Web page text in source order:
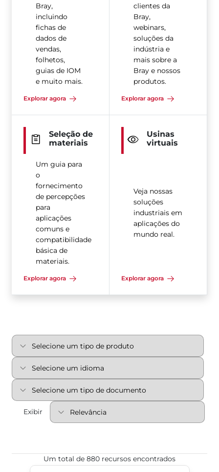
Bray,
incluindo
fichas de
dados de
vendas,
folhetos,
guias de IOM
e muito mais.
Explorar agora
clientes da
Bray,
webinars,
soluções da
indústria e
mais sobre a
Bray e nossos
produtos.
Explorar agora
Seleção de
materiais
Um guia para
o
fornecimento
de percepções
para
aplicações
comuns e
compatibilidade
básica de
materiais.
Explorar agora
Usinas
virtuais
Veja nossas
soluções
industriais em
aplicações do
mundo real.
Explorar agora
Exibir
Um total de 880 recursos encontrados